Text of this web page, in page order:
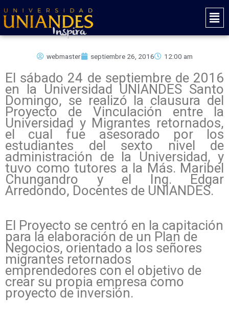
al
contenido
Main
webmaster septiembre 26, 2016 12:00 am
El sábado 24 de septiembre de 2016
en la Universidad UNIANDES Santo
Domingo, se realizó la clausura del
Proyecto de Vinculación entre la
Universidad y Migrantes retornados,
el cual fue asesorado por los
estudiantes del sexto nivel de
administración de la Universidad, y
tuvo como tutores a la Más. Maribel
Chungandro y el Ing. Edgar
Arredondo, Docentes de UNIANDES.
El Proyecto se centró en la capitación
para la elaboración de un Plan de
Negocios, orientado a los señores
migrantes retornados
emprendedores con el objetivo de
crear su propia empresa como
proyecto de inversión.